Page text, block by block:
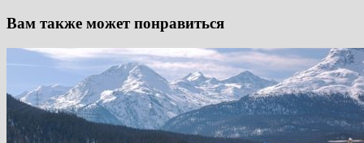
Вам также может понравиться